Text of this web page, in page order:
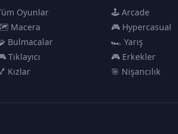
Oyunlar
Macera
Bulmacalar
Tıklayıcı
Kızlar
🕹️ Arcade
🎮 Hypercasual
🏎️ Yarış
🎮 Erkekler
🎯 Nişancılık